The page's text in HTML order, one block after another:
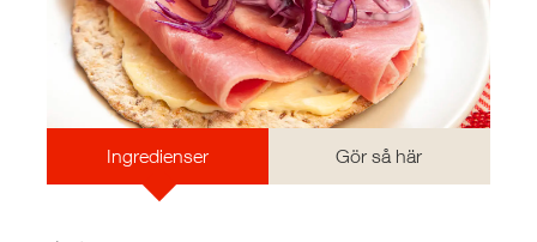
Ingredienser Gör så här